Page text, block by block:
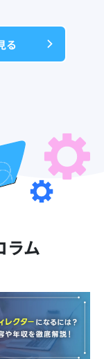
る
ラム